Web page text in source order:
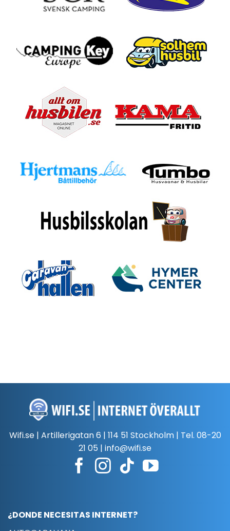
Wifi.se | Artillerigatan 6 | 114 51 Stockholm | Tel. 08-20
21 05 | info@wifi.se
¿DONDE NECESITAS INTERNET?